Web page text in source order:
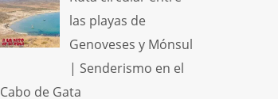
las playas de
Genoveses y Mónsul
| Senderismo en el
Cabo de Gata